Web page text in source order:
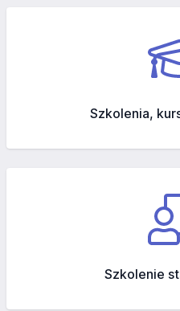
Szkolenia,
Szkolenie